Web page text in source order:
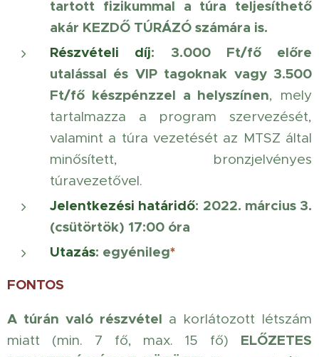
tartott fizikummal a túra teljesíthető
akár KEZDŐ TÚRÁZÓ számára is.
Részvételi díj: 3.000 Ft/fő előre
utalással és VIP tagoknak vagy 3.500
Ft/fő készpénzzel a helyszínen, mely
tartalmazza a program szervezését,
valamint a túra vezetését az MTSZ által
minősített, bronzjelvényes
túravezetővel.
Jelentkezési határidő: 2022. március 3.
(csütörtök) 17:00 óra
Utazás: egyénileg*
FONTOS
A túrán való részvétel a korlátozott létszám
miatt (min. 7 fő, max. 15 fő) ELŐZETES